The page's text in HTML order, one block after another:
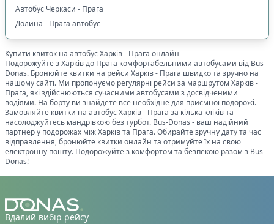
Автобус Черкаси - Прага
Долина - Прага автобус
Купити квиток на автобусХарків- Прага онлайн
Подорожуйте зХарківдо Прага комфортабельними автобусами від Bus-
Donas. Бронюйте квитки на рейси Харків- Прага швидко та зручно на
нашому сайті. Ми пропонуємо регулярні рейси за маршрутом Харків-
Прага, які здійснюються сучасними автобусами з досвідченими
водіями. На борту ви знайдете все необхідне для приємної подорожі.
Замовляйте квитки на автобусХарків- Прага за кілька кліків та
насолоджуйтесь мандрівкою без турбот. Bus-Donas - ваш надійний
партнер у подорожах міжХарківта Прага. Обирайте зручну дату та час
відправлення, бронюйте квитки онлайн та отримуйте їх на свою
електронну пошту. Подорожуйте з комфортом та безпекою разом з Bus-
Donas!
Вдалий вибір рейсу